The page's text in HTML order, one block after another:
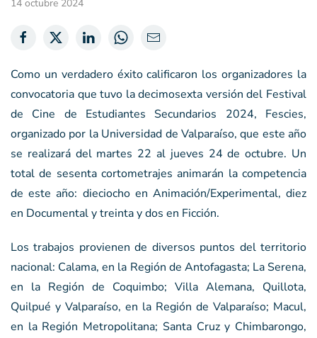
14 octubre 2024
Como un verdadero éxito calificaron los organizadores la
convocatoria que tuvo la decimosexta versión del Festival
de Cine de Estudiantes Secundarios 2024, Fescies,
organizado por la Universidad de Valparaíso, que este año
se realizará del martes 22 al jueves 24 de octubre. Un
total de sesenta cortometrajes animarán la competencia
de este año: dieciocho en Animación/Experimental, diez
en Documental y treinta y dos en Ficción.
Los trabajos provienen de diversos puntos del territorio
nacional: Calama, en la Región de Antofagasta; La Serena,
en la Región de Coquimbo; Villa Alemana, Quillota,
Quilpué y Valparaíso, en la Región de Valparaíso; Macul,
en la Región Metropolitana; Santa Cruz y Chimbarongo,